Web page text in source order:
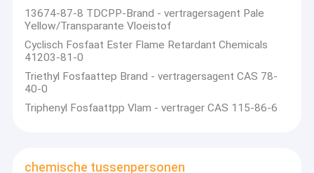
13674-87-8 TDCPP-Brand - vertragersagent Pale
Yellow/Transparante Vloeistof
Cyclisch Fosfaat Ester Flame Retardant Chemicals
41203-81-0
Triethyl Fosfaattep Brand - vertragersagent CAS 78-
40-0
Triphenyl Fosfaattpp Vlam - vertrager CAS 115-86-6
chemische tussenpersonen